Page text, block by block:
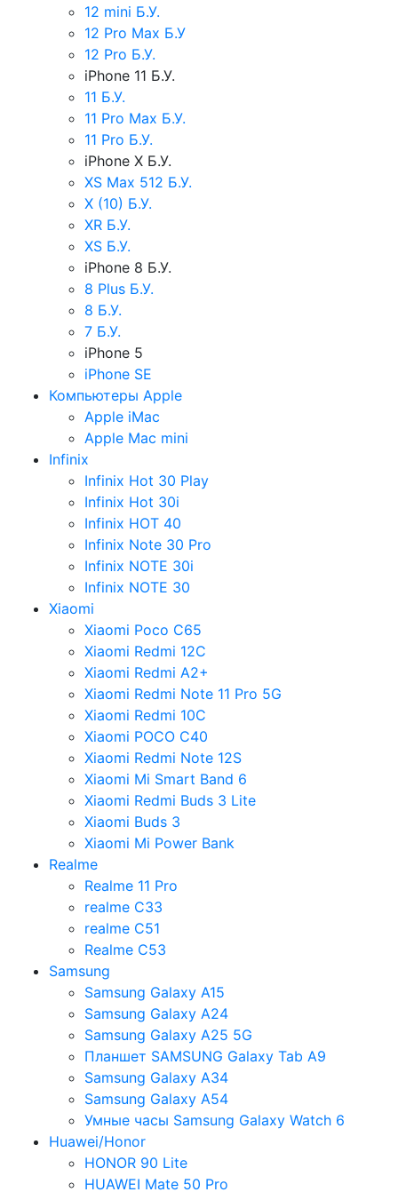
12 mini Б.У.
12 Pro Max Б.У
12 Pro Б.У.
iPhone 11 Б.У.
11 Б.У.
11 Pro Max Б.У.
11 Pro Б.У.
iPhone X Б.У.
XS Max 512 Б.У.
X (10) Б.У.
XR Б.У.
XS Б.У.
iPhone 8 Б.У.
8 Plus Б.У.
8 Б.У.
7 Б.У.
iPhone 5
iPhone SE
Компьютеры Apple
Apple iMac
Apple Mac mini
Infinix
Infinix Hot 30 Play
Infinix Hot 30i
Infinix HOT 40
Infinix Note 30 Pro
Infinix NOTE 30i
Infinix NOTE 30
Xiaomi
Xiaomi Poco C65
Xiaomi Redmi 12C
Xiaomi Redmi A2+
Xiaomi Redmi Note 11 Pro 5G
Xiaomi Redmi 10C
Xiaomi POCO C40
Xiaomi Redmi Note 12S
Xiaomi Mi Smart Band 6
Xiaomi Redmi Buds 3 Lite
Xiaomi Buds 3
Xiaomi Mi Power Bank
Realme
Realme 11 Pro
realme C33
realme C51
Realme C53
Samsung
Samsung Galaxy A15
Samsung Galaxy A24
Samsung Galaxy A25 5G
Планшет SAMSUNG Galaxy Tab A9
Samsung Galaxy A34
Samsung Galaxy A54
Умные часы Samsung Galaxy Watch 6
Huawei/Honor
HONOR 90 Lite
HUAWEI Mate 50 Pro